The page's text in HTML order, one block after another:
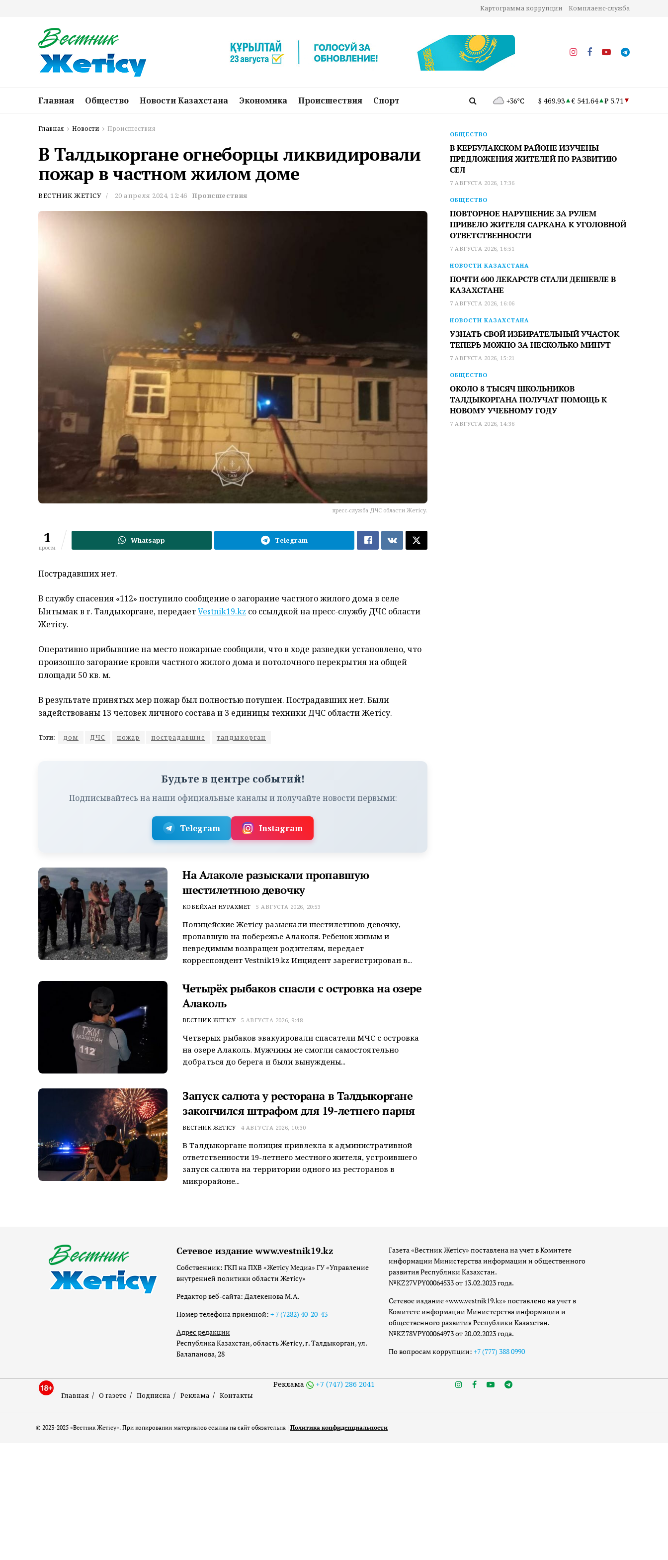
Картограмма коррупции Комплаенс-служба
Главная Общество Новости Казахстана Экономика Происшествия Спорт +36°C $ 469.93 € 541.64 ₽ 5.71
Главная Новости Происшествия
В Талдыкоргане огнеборцы ликвидировали
пожар в частном жилом доме
ВЕСТНИК ЖЕТІСУ 20 апреля 2024, 12:46 Происшествия
пресс-служба ДЧС области Жетісу.
1
просм.
Whatsapp Telegram
Пострадавших нет.
В службу спасения «112» поступило сообщение о загорание частного жилого дома в селе
Ынтымак в г. Талдыкоргане,передаетVestnik19.kz со ссылдкой на пресс-службу ДЧС области
Жетісу.
Оперативно прибывшие на место пожарные сообщили, что в ходе разведки установлено, что
произошло загорание кровли частного жилого дома и потолочного перекрытия на общей
площади 50 кв. м.
В результате принятых мер пожар был полностью потушен. Пострадавших нет. Были
задействованы 13 человек личного состава и 3 единицы техники ДЧС области Жетісу.
Тэги: дом ДЧС пожар пострадавшие талдыкорган
Будьте в центре событий!
Подписывайтесь на наши официальные каналы и получайте новости первыми:
Telegram Instagram
На Алаколе разыскали пропавшую
шестилетнюю девочку
КОБЕЙХАН НУРАХМЕТ 5 АВГУСТА 2026, 20:53
Полицейские Жетісу разыскали шестилетнюю девочку,
пропавшую на побережье Алаколя. Ребенок живым и
невредимым возвращен родителям, передает
корреспондент Vestnik19.kz Инцидент зарегистрирован в...
Четырёх рыбаков спасли с островка на озере
Алаколь
ВЕСТНИК ЖЕТІСУ 5 АВГУСТА 2026, 9:48
Четверых рыбаков эвакуировали спасатели МЧС с островка
на озере Алаколь. Мужчины не смогли самостоятельно
добраться до берега и были вынуждены...
Запуск салюта у ресторана в Талдыкоргане
закончился штрафом для 19-летнего парня
ВЕСТНИК ЖЕТІСУ 4 АВГУСТА 2026, 10:30
В Талдыкоргане полиция привлекла к административной
ответственности 19-летнего местного жителя, устроившего
запуск салюта на территории одного из ресторанов в
микрорайоне...
ОБЩЕСТВО
В КЕРБУЛАКСКОМ РАЙОНЕ ИЗУЧЕНЫ
ПРЕДЛОЖЕНИЯ ЖИТЕЛЕЙ ПО РАЗВИТИЮ
СЕЛ
7 АВГУСТА 2026, 17:36
ОБЩЕСТВО
ПОВТОРНОЕ НАРУШЕНИЕ ЗА РУЛЕМ
ПРИВЕЛО ЖИТЕЛЯ САРКАНА К УГОЛОВНОЙ
ОТВЕТСТВЕННОСТИ
7 АВГУСТА 2026, 16:51
НОВОСТИ КАЗАХСТАНА
ПОЧТИ 600 ЛЕКАРСТВ СТАЛИ ДЕШЕВЛЕ В
КАЗАХСТАНЕ
7 АВГУСТА 2026, 16:06
НОВОСТИ КАЗАХСТАНА
УЗНАТЬ СВОЙ ИЗБИРАТЕЛЬНЫЙ УЧАСТОК
ТЕПЕРЬ МОЖНО ЗА НЕСКОЛЬКО МИНУТ
7 АВГУСТА 2026, 15:21
ОБЩЕСТВО
ОКОЛО 8 ТЫСЯЧ ШКОЛЬНИКОВ
ТАЛДЫКОРГАНА ПОЛУЧАТ ПОМОЩЬ К
НОВОМУ УЧЕБНОМУ ГОДУ
7 АВГУСТА 2026, 14:36
Сетевое издание www.vestnik19.kz
Собственник: ГКП на ПХВ «Жетісу Медиа» ГУ «Управление
внутренней политики области Жетісу»
Редактор веб-сайта: Далекенова М.А.
Номер телефона приёмной: + 7 (7282) 40-20-43
Адрес редакции
Республика Казахстан, область Жетісу, г. Талдыкорган, ул.
Балапанова, 28
Газета «Вестник Жетісу» поставлена на учет в Комитете
информации Министерства информации и общественного
развития Республики Казахстан.
№KZ27VPY00064533 от 13.02.2023 года.
Сетевое издание «www.vestnik19.kz» поставлено на учет в
Комитете информации Министерства информации и
общественного развития Республики Казахстан.
№KZ78VPY00064973 от 20.02.2023 года.
По вопросам коррупции: +7 (777) 388 0990
Главная О газете Подписка Реклама Контакты
Реклама +7 (747) 286 2041
© 2023-2025 «Вестник Жетісу». При копировании материалов ссылка на сайт обязательна | Политика конфиденциальности